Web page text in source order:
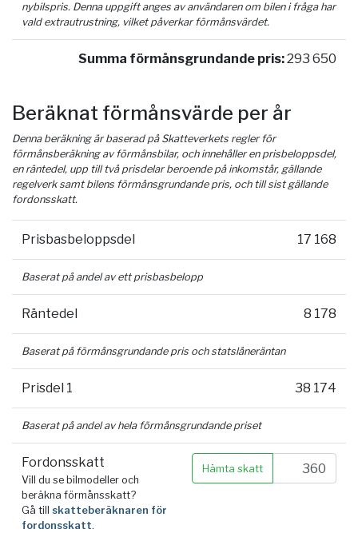
nybilspris. Denna uppgift anges av användaren om bilen i fråga har
vald extrautrustning, vilket påverkar förmånsvärdet.
Summa förmånsgrundande pris:293 650
Beräknat förmånsvärde per år
Denna beräkning är baserad på Skatteverkets regler för
förmånsberäkning av förmånsbilar, och innehåller en prisbeloppsdel,
en räntedel, upp till två prisdelar beroende på inkomstår, gällande
regelverk samt bilens förmånsgrundande pris, och till sist gällande
fordonsskatt.
Prisbasbeloppsdel 17 168
Baserat på andel av ett prisbasbelopp
Räntedel 8 178
Baserat på förmånsgrundande pris och statslåneräntan
Prisdel 1 38 174
Baserat på andel av hela förmånsgrundande priset
Fordonsskatt
Vill du se bilmodeller och
beräkna förmånsskatt?
Gå till skatteberäknaren för
fordonsskatt.
Hämta skatt